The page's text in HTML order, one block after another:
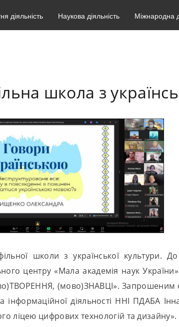
діяльність Наукова діяльність Міжнародна
школа з
школи з української культури.
центру «Мала академія наук
(мово)ЗНАВЦІ». Запрошеним
інформаційної діяльності ННІ ПДАБА
ліцею цифрових технологій та дизайну».